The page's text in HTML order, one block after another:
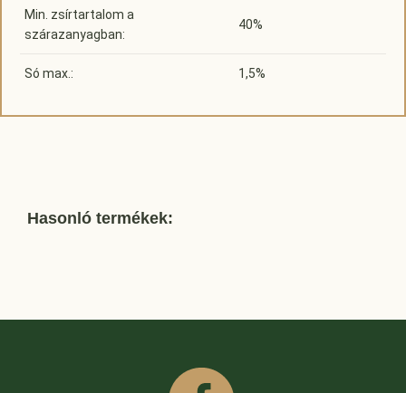
Min. zsírtartalom a
szárazanyagban:
40%
Só max.: 1,5%
Hasonló termékek: